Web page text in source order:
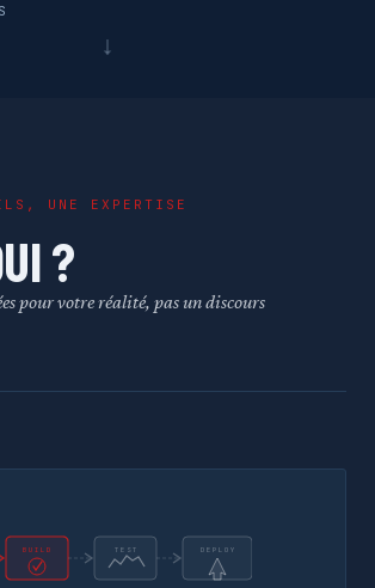
↓
UNE EXPERTISE
?
pour votre réalité, pas un discours
BUILD TEST DEPLOY